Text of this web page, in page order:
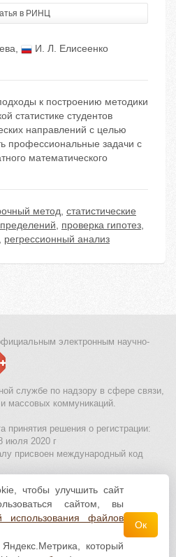
в РИНЦ
,
И. Л. Елисеенко
к построению методики
статистике студентов
направлений с целью
профессиональные задачи с
математического
метод, статистические
, проверка гипотез,
, регрессионный анализ
электронным научно-
службе по надзору в сфере связи,
массовых коммуникаций.
принятия решения о регистрации:
июля 2020 г
присвоен международный код
и онлайн конкурсы для детей
cookie| Политика обработки и
доступны полицензии Creative
4.0 Всемирная
чтобы улучшить сайт
сайтом, вы
использования файлов
который
Ок